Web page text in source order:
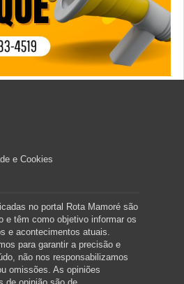
e Cookies
no portal Rota Mamoré são
e têm como objetivo informar os
e acontecimentos atuais.
para garantir a precisão e
não nos responsabilizamos
omissões. As opiniões